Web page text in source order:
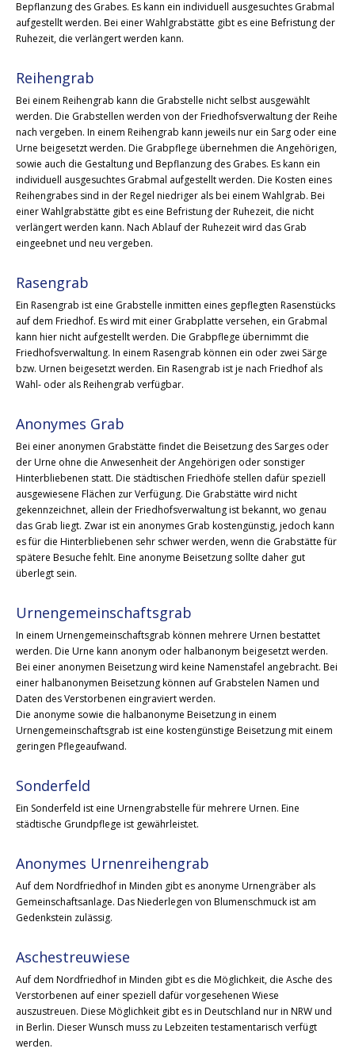
Bepflanzung des Grabes. Es kann ein individuell ausgesuchtes Grabmal
aufgestellt werden. Bei einer Wahlgrabstätte gibt es eine Befristung der
Ruhezeit, die verlängert werden kann.
Reihengrab
Bei einem Reihengrab kann die Grabstelle nicht selbst ausgewählt
werden. Die Grabstellen werden von der Friedhofsverwaltung der Reihe
nach vergeben. In einem Reihengrab kann jeweils nur ein Sarg oder eine
Urne beigesetzt werden. Die Grabpflege übernehmen die Angehörigen,
sowie auch die Gestaltung und Bepflanzung des Grabes. Es kann ein
individuell ausgesuchtes Grabmal aufgestellt werden. Die Kosten eines
Reihengrabes sind in der Regel niedriger als bei einem Wahlgrab. Bei
einer Wahlgrabstätte gibt es eine Befristung der Ruhezeit, die nicht
verlängert werden kann. Nach Ablauf der Ruhezeit wird das Grab
eingeebnet und neu vergeben.
Rasengrab
Ein Rasengrab ist eine Grabstelle inmitten eines gepflegten Rasenstücks
auf dem Friedhof. Es wird mit einer Grabplatte versehen, ein Grabmal
kann hier nicht aufgestellt werden. Die Grabpflege übernimmt die
Friedhofsverwaltung. In einem Rasengrab können ein oder zwei Särge
bzw. Urnen beigesetzt werden. Ein Rasengrab ist je nach Friedhof als
Wahl- oder als Reihengrab verfügbar.
Anonymes Grab
Bei einer anonymen Grabstätte findet die Beisetzung des Sarges oder
der Urne ohne die Anwesenheit der Angehörigen oder sonstiger
Hinterbliebenen statt. Die städtischen Friedhöfe stellen dafür speziell
ausgewiesene Flächen zur Verfügung. Die Grabstätte wird nicht
gekennzeichnet, allein der Friedhofsverwaltung ist bekannt, wo genau
das Grab liegt. Zwar ist ein anonymes Grab kostengünstig, jedoch kann
es für die Hinterbliebenen sehr schwer werden, wenn die Grabstätte für
spätere Besuche fehlt. Eine anonyme Beisetzung sollte daher gut
überlegt sein.
Urnengemeinschaftsgrab
In einem Urnengemeinschaftsgrab können mehrere Urnen bestattet
werden. Die Urne kann anonym oder halbanonym beigesetzt werden.
Bei einer anonymen Beisetzung wird keine Namenstafel angebracht. Bei
einer halbanonymen Beisetzung können auf Grabstelen Namen und
Daten des Verstorbenen eingraviert werden.
Die anonyme sowie die halbanonyme Beisetzung in einem
Urnengemeinschaftsgrab ist eine kostengünstige Beisetzung mit einem
geringen Pflegeaufwand.
Sonderfeld
Ein Sonderfeld ist eine Urnengrabstelle für mehrere Urnen. Eine
städtische Grundpflege ist gewährleistet.
Anonymes Urnenreihengrab
Auf dem Nordfriedhof in Minden gibt es anonyme Urnengräber als
Gemeinschaftsanlage. Das Niederlegen von Blumenschmuck ist am
Gedenkstein zulässig.
Aschestreuwiese
Auf dem Nordfriedhof in Minden gibt es die Möglichkeit, die Asche des
Verstorbenen auf einer speziell dafür vorgesehenen Wiese
auszustreuen. Diese Möglichkeit gibt es in Deutschland nur in NRW und
in Berlin. Dieser Wunsch muss zu Lebzeiten testamentarisch verfügt
werden.